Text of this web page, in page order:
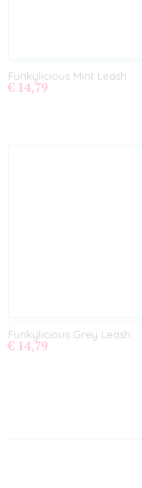
Funkylicious Mint Leash
€ 14,79
Funkylicious Grey Leash
€ 14,79